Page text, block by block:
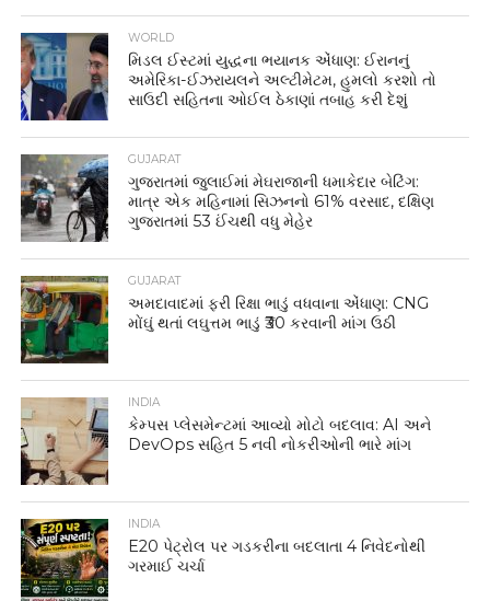
WORLD
મિડલ ઈસ્ટમાં યુદ્ધના ભયાનક એંધાણ: ઈરાનનું
અમેરિકા-ઈઝરાયલને અલ્ટીમેટમ, હુમલો કરશો તો
સાઉદી સહિતના ઓઈલ ઠેકાણાં તબાહ કરી દેશું
GUJARAT
ગુજરાતમાં જુલાઈમાં મેઘરાજાની ધમાકેદાર બેટિંગ:
માત્ર એક મહિનામાં સિઝનનો 61% વરસાદ, દક્ષિણ
ગુજરાતમાં 53 ઈંચથી વધુ મેહેર
GUJARAT
અમદાવાદમાં ફરી રિક્ષા ભાડું વધવાના એંધાણ: CNG
મોંઘું થતાં લઘુત્તમ ભાડું ₹30 કરવાની માંગ ઉઠી
INDIA
કેમ્પસ પ્લેસમેન્ટમાં આવ્યો મોટો બદલાવ: AI અને
DevOps સહિત 5 નવી નોકરીઓની ભારે માંગ
INDIA
E20 પેટ્રોલ પર ગડકરીના બદલાતા 4 નિવેદનોથી
ગરમાઈ ચર્ચા